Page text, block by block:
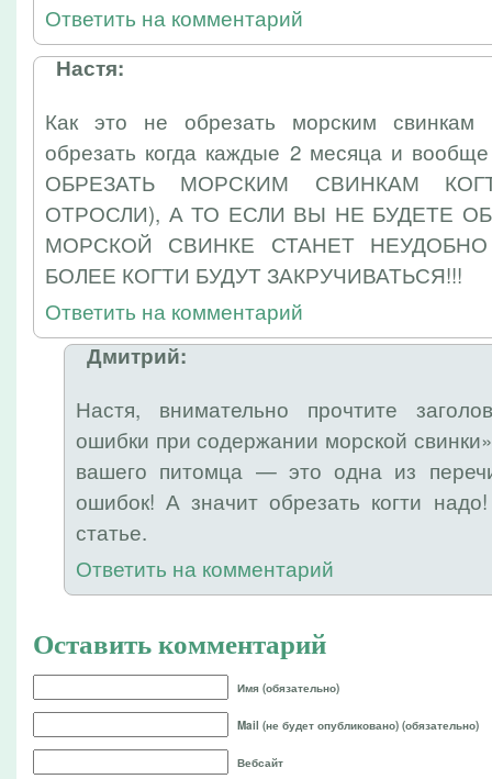
Ответить на комментарий
Настя:
Как это не обрезать морским свинкам
обрезать когда каждые 2 месяца и
ОБРЕЗАТЬ МОРСКИМ СВИНКАМ
ОТРОСЛИ), А ТО ЕСЛИ ВЫ НЕ БУДЕТЕ
МОРСКОЙ СВИНКЕ СТАНЕТ
БОЛЕЕ КОГТИ БУДУТ ЗАКРУЧИВАТЬСЯ!!!
Ответить на комментарий
Дмитрий:
Настя, внимательно прочтите
ошибки при содержании морской
вашего питомца — это одна из
ошибок! А значит обрезать когти
статье.
Ответить на комментарий
Оставить комментарий
Имя (обязательно)
Mail (не будет опубликовано) (обязательно)
Вебсайт